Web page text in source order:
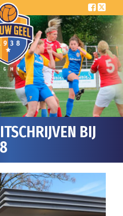
BIJ